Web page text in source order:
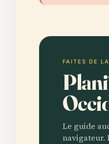
FAITES DE
Le guide
navigateur.